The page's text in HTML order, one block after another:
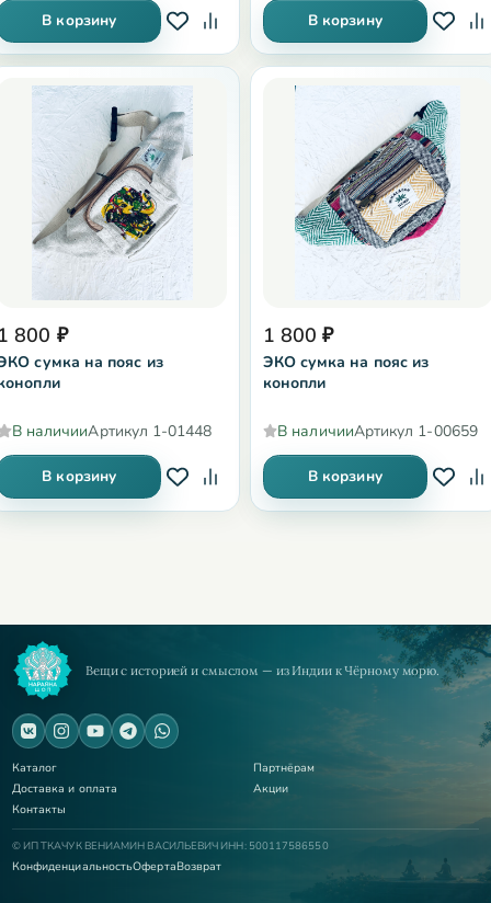
В корзину В корзину
800 ₽
сумка на пояс из
В наличииАртикул 1-01448
В корзину
1 800 ₽
ЭКО сумка на пояс из
конопли
В наличииАртикул 1-00659
В корзину
Вещи с историей и смыслом — из Индии к Чёрному морю.
Каталог
Партнёрам
Доставка и оплата
Акции
Контакты
© ИП ТКАЧУК ВЕНИАМИН ВАСИЛЬЕВИЧ ИНН: 500117586550
КонфиденциальностьОфертаВозврат